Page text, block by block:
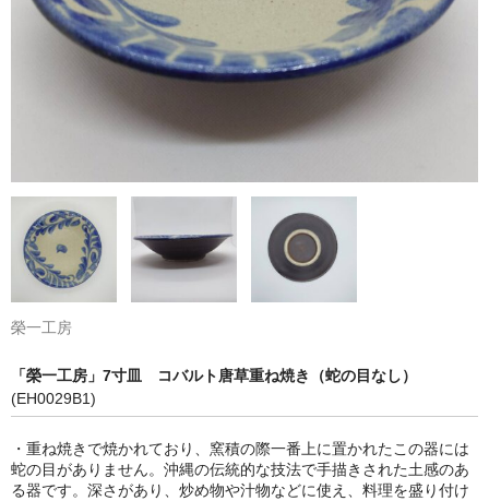
榮一工房
「榮一工房」7寸皿 コバルト唐草重ね焼き（蛇の目なし）
(EH0029B1)
・重ね焼きで焼かれており、窯積の際一番上に置かれたこの器には
蛇の目がありません。沖縄の伝統的な技法で手描きされた土感のあ
る器です。深さがあり、炒め物や汁物などに使え、料理を盛り付け